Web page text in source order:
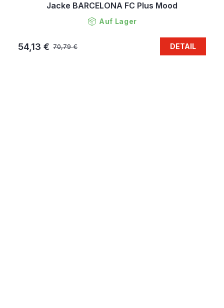
Jacke BARCELONA FC Plus Mood
Auf Lager
70,79 €
54,13 € DETAIL